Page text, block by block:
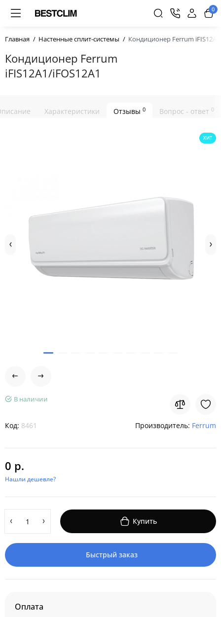
0
Главная Настенные сплит-системы Кондиционер Ferrum
Кондиционер Ferrum
iFIS12A1/iFOS12A1
Характеристики Отзывы 0 Вопрос - ответ 0
ХИТ
В наличии
Код: 8461 Производитель: Ferrum
0 р.
Нашли дешевле?
Купить
Быстрый заказ
Оплата